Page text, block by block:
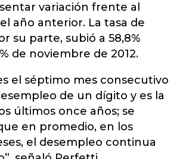
variación frente al
año anterior. La tasa de
su parte, subió a 58,8%
de noviembre de 2012.
el séptimo mes consecutivo
de un dígito y es la
últimos once años; se
en promedio, en los
el desempleo continua